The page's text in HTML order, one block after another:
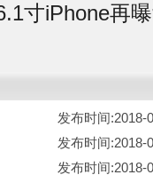
寸iPhone再
发布时间:2018-
发布时间:2018-
发布时间:2018-